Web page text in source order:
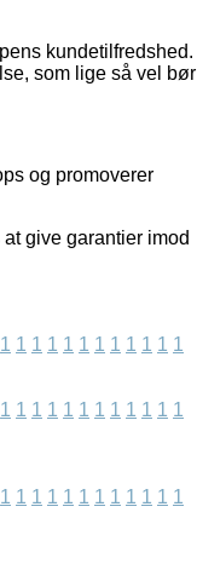
kundetilfredshed.
som lige så vel bør
og promoverer
give garantier imod
1 1 1 1 1 1 1 1 1 1 1 1
1 1 1 1 1 1 1 1 1 1 1 1
1 1 1 1 1 1 1 1 1 1 1 1